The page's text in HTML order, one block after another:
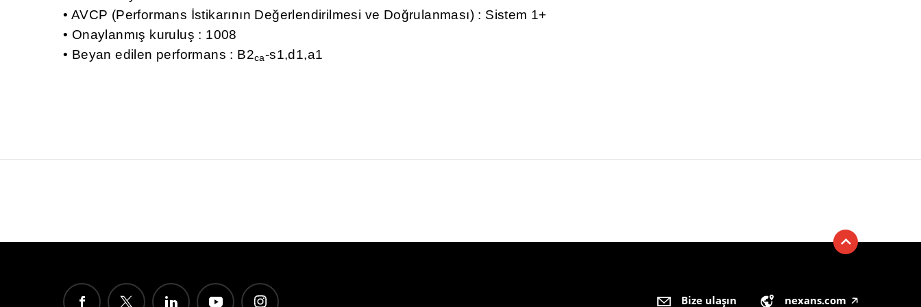
AVCP (Performans İstikarının Değerlendirilmesi ve Doğrulanması) : Sistem 1+
Onaylanmış kuruluş : 1008
Beyan edilen performans : B2ca-s1,d1,a1
Bize ulaşın nexans.com 🡥